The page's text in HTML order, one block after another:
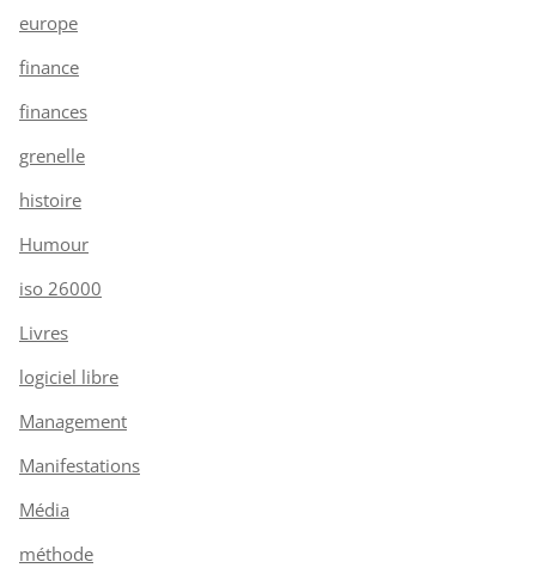
europe
finance
finances
grenelle
histoire
Humour
iso 26000
Livres
logiciel libre
Management
Manifestations
Média
méthode